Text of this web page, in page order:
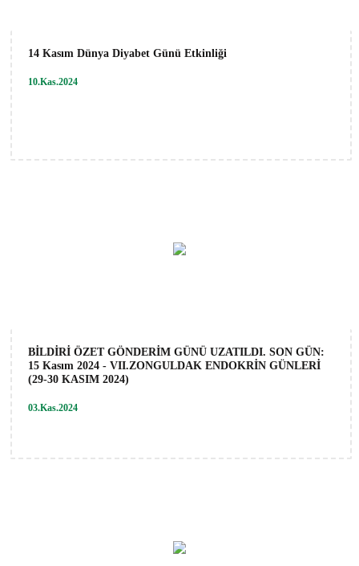
14 Kasım Dünya Diyabet Günü Etkinliği
10.Kas.2024
BİLDİRİ ÖZET GÖNDERİM GÜNÜ UZATILDI. SON GÜN:
15 Kasım 2024 - VII.ZONGULDAK ENDOKRİN GÜNLERİ
(29-30 KASIM 2024)
03.Kas.2024